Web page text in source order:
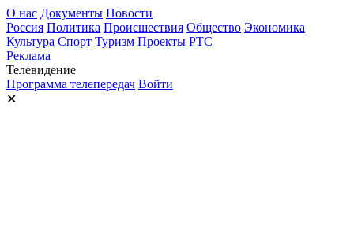
О нас Документы Новости
Россия Политика Происшествия Общество Экономика
Культура Спорт Туризм Проекты РТС
Реклама
Телевидение
Программа телепередач Войти
✕